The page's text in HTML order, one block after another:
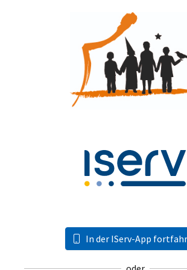
In der IServ-App